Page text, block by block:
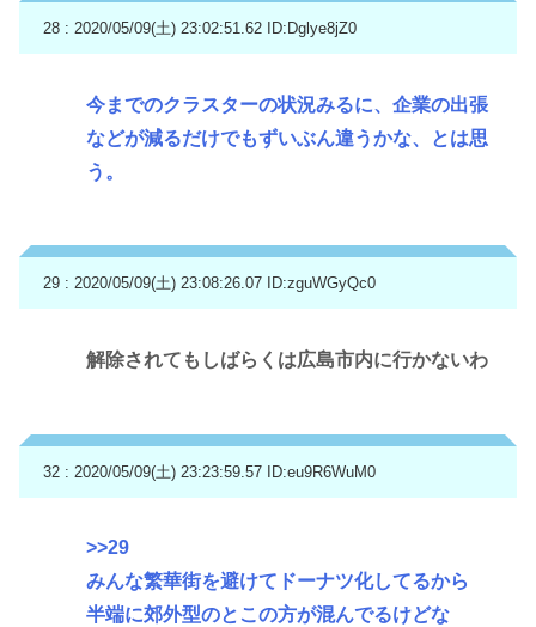
28 : 2020/05/09(土) 23:02:51.62 ID:Dglye8jZ0
今までのクラスターの状況みるに、企業の出張
などが減るだけでもずいぶん違うかな、とは思
う。
29 : 2020/05/09(土) 23:08:26.07 ID:zguWGyQc0
解除されてもしばらくは広島市内に行かないわ
32 : 2020/05/09(土) 23:23:59.57 ID:eu9R6WuM0
>>29
みんな繁華街を避けてドーナツ化してるから
半端に郊外型のとこの方が混んでるけどな